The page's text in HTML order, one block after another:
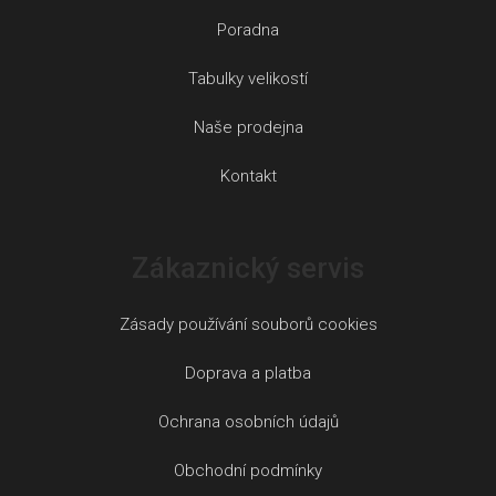
Poradna
Tabulky velikostí
Naše prodejna
Kontakt
Zásady používání souborů cookies
Doprava a platba
Ochrana osobních údajů
Obchodní podmínky